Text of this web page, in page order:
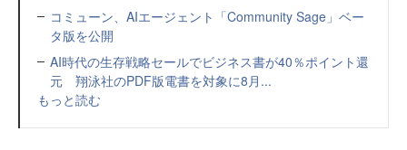
コミューン、AIエージェント「Community Sage」ベー
タ版を公開
AI時代の生存戦略セールでビジネス書が40％ポイント還
元 翔泳社のPDF版電書を対象に8月...
もっと読む